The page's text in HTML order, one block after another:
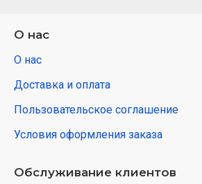
О нас
О нас
Доставка и оплата
Пользовательское соглашение
Условия оформления заказа
Обслуживание клиентов